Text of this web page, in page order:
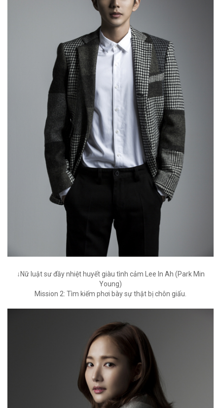
↓Nữ luật sư đầy nhiệt huyết giàu tình cảm Lee In Ah (Park Min
Young)
Mission 2: Tìm kiếm phơi bày sự thật bị chôn giấu.